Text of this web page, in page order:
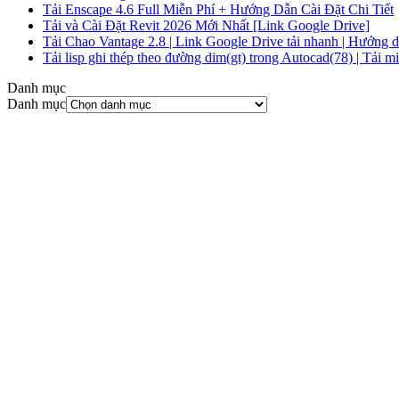
Tải Enscape 4.6 Full Miễn Phí + Hướng Dẫn Cài Đặt Chi Tiết
Tải và Cài Đặt Revit 2026 Mới Nhất [Link Google Drive]
Tải Chao Vantage 2.8 | Link Google Drive tải nhanh | Hướng
Tải lisp ghi thép theo đường dim(gt) trong Autocad(78) | Tải
Danh mục
Danh mục